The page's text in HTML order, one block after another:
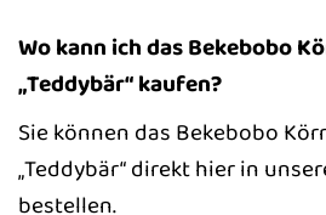
Wo kann ich das Bekebobo
„Teddybär“ kaufen?
Sie können das Bekebobo
„Teddybär“ direkt hier in
bestellen.